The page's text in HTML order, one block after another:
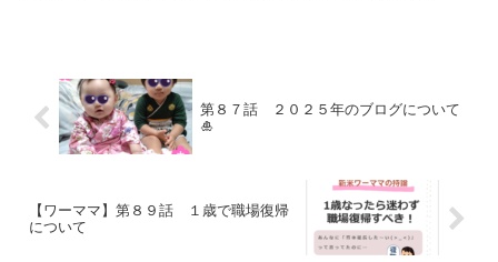
第８７話 ２０２５年のブログについて
🎍
【ワーママ】第８９話 １歳で職場復帰
について